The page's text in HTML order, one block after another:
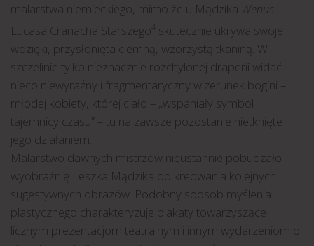
malarstwa niemieckiego, mimo że u Mądzika Wenus
Lucasa Cranacha Starszego skutecznie ukrywa swoje
wdzięki, przysłonięta ciemną, wzorzystą tkaniną. W
szczelinie tylko nieznacznie rozchylonej draperii widać
nieco niewyraźny i fragmentaryczny wizerunek bogini –
młodej kobiety, której ciało – „wspaniały symbol
tajemnicy czasu” – tu na zawsze pozostanie nietknięte
jego działaniem.
Malarstwo dawnych mistrzów nieustannie pobudzało
wyobraźnię Leszka Mądzika do kreowania kolejnych
sugestywnych obrazów. Podobny sposób myślenia
plastycznego charakteryzuje plakaty towarzyszące
licznym prezentacjom teatralnym i innym wydarzeniom o